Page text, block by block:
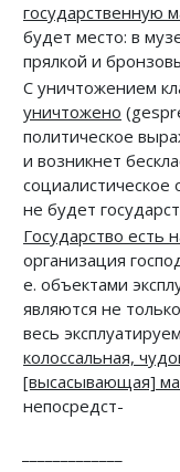
государственную
будет место: в
прялкой и
С уничтожением
уничтожено
политическое
и возникнет
не будет
Государство есть
организация
е. объектами
являются не
весь
колоссальная,
[высасывающая]
непосредст-